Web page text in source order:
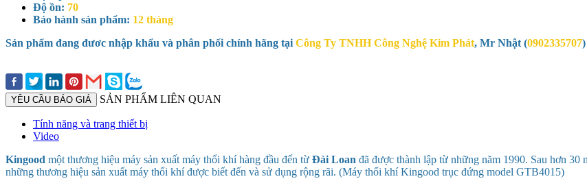
Độ ồn: 70
Bảo hành sản phẩm: 12 tháng
Sản phẩm đang đươc nhập khẩu và phân phối chính hãng tại Công Ty TNHH Công Nghệ Kim Phát, Mr Nhật (0902335707)
YÊU CẦU BÁO GIÁ SẢN PHẨM LIÊN QUAN
Tính năng và trang thiết bị
Video
Kingood một thương hiệu máy sản xuất máy thổi khí hàng đầu đến từ Đài Loan đã được thành lập từ những năm 1990. Sau hơn 30
những thương hiệu sản xuất máy thổi khí được biết đến và sử dụng rộng rãi. (Máy thổi khí Kingood trục đứng model GTB4015)